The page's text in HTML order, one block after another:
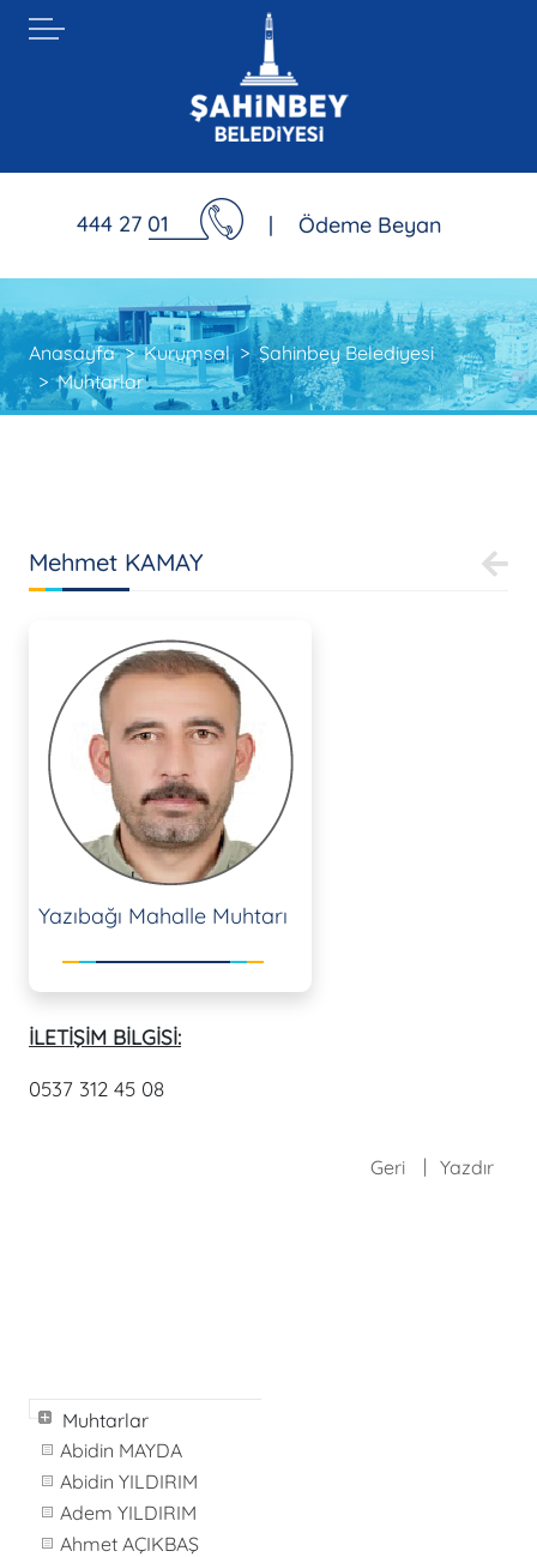
444 27 01 | Ödeme Beyan
Anasayfa Kurumsal
Şahinbey Belediyesi
Muhtarlar
Mehmet KAMAY
Yazıbağı Mahalle Muhtarı
İLETİŞİM BİLGİSİ:
0537 312 45 08
Geri Yazdır
Muhtarlar
Abidin MAYDA
Abidin YILDIRIM
Adem YILDIRIM
Ahmet AÇIKBAŞ